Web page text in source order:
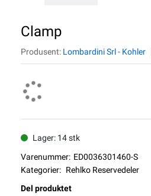
Clamp
Produsent: Lombardini Srl - Kohler
Lager: 14 stk
Varenummer: ED0036301460-S
Kategorier: Rehlko Reservedeler
Del produktet